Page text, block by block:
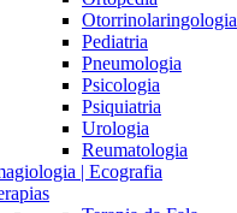
Otorrinolaringologia
Pediatria
Pneumologia
Psicologia
Psiquiatria
Urologia
Reumatologia
| Ecografia